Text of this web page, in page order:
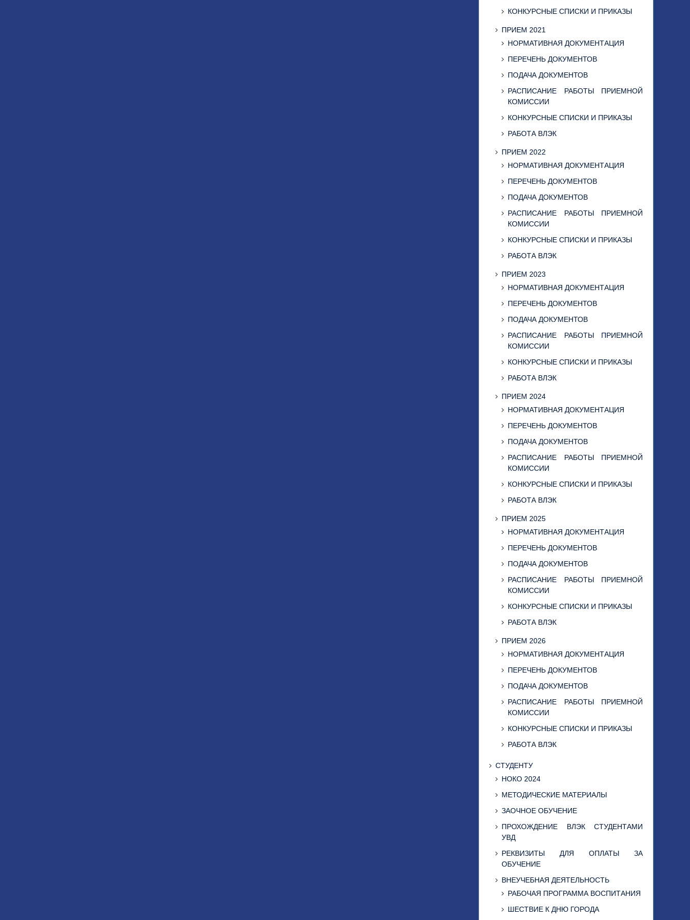
КОНКУРСНЫЕ СПИСКИ И ПРИКАЗЫ
ПРИЕМ 2021
НОРМАТИВНАЯ ДОКУМЕНТАЦИЯ
ПЕРЕЧЕНЬ ДОКУМЕНТОВ
ПОДАЧА ДОКУМЕНТОВ
РАСПИСАНИЕ РАБОТЫ ПРИЕМНОЙ
КОМИССИИ
КОНКУРСНЫЕ СПИСКИ И ПРИКАЗЫ
РАБОТА ВЛЭК
ПРИЕМ 2022
НОРМАТИВНАЯ ДОКУМЕНТАЦИЯ
ПЕРЕЧЕНЬ ДОКУМЕНТОВ
ПОДАЧА ДОКУМЕНТОВ
РАСПИСАНИЕ РАБОТЫ ПРИЕМНОЙ
КОМИССИИ
КОНКУРСНЫЕ СПИСКИ И ПРИКАЗЫ
РАБОТА ВЛЭК
ПРИЕМ 2023
НОРМАТИВНАЯ ДОКУМЕНТАЦИЯ
ПЕРЕЧЕНЬ ДОКУМЕНТОВ
ПОДАЧА ДОКУМЕНТОВ
РАСПИСАНИЕ РАБОТЫ ПРИЕМНОЙ
КОМИССИИ
КОНКУРСНЫЕ СПИСКИ И ПРИКАЗЫ
РАБОТА ВЛЭК
ПРИЕМ 2024
НОРМАТИВНАЯ ДОКУМЕНТАЦИЯ
ПЕРЕЧЕНЬ ДОКУМЕНТОВ
ПОДАЧА ДОКУМЕНТОВ
РАСПИСАНИЕ РАБОТЫ ПРИЕМНОЙ
КОМИССИИ
КОНКУРСНЫЕ СПИСКИ И ПРИКАЗЫ
РАБОТА ВЛЭК
ПРИЕМ 2025
НОРМАТИВНАЯ ДОКУМЕНТАЦИЯ
ПЕРЕЧЕНЬ ДОКУМЕНТОВ
ПОДАЧА ДОКУМЕНТОВ
РАСПИСАНИЕ РАБОТЫ ПРИЕМНОЙ
КОМИССИИ
КОНКУРСНЫЕ СПИСКИ И ПРИКАЗЫ
РАБОТА ВЛЭК
ПРИЕМ 2026
НОРМАТИВНАЯ ДОКУМЕНТАЦИЯ
ПЕРЕЧЕНЬ ДОКУМЕНТОВ
ПОДАЧА ДОКУМЕНТОВ
РАСПИСАНИЕ РАБОТЫ ПРИЕМНОЙ
КОМИССИИ
КОНКУРСНЫЕ СПИСКИ И ПРИКАЗЫ
РАБОТА ВЛЭК
СТУДЕНТУ
НОКО 2024
МЕТОДИЧЕСКИЕ МАТЕРИАЛЫ
ЗАОЧНОЕ ОБУЧЕНИЕ
ПРОХОЖДЕНИЕ ВЛЭК СТУДЕНТАМИ
УВД
РЕКВИЗИТЫ ДЛЯ ОПЛАТЫ ЗА
ОБУЧЕНИЕ
ВНЕУЧЕБНАЯ ДЕЯТЕЛЬНОСТЬ
РАБОЧАЯ ПРОГРАММА ВОСПИТАНИЯ
ШЕСТВИЕ К ДНЮ ГОРОДА